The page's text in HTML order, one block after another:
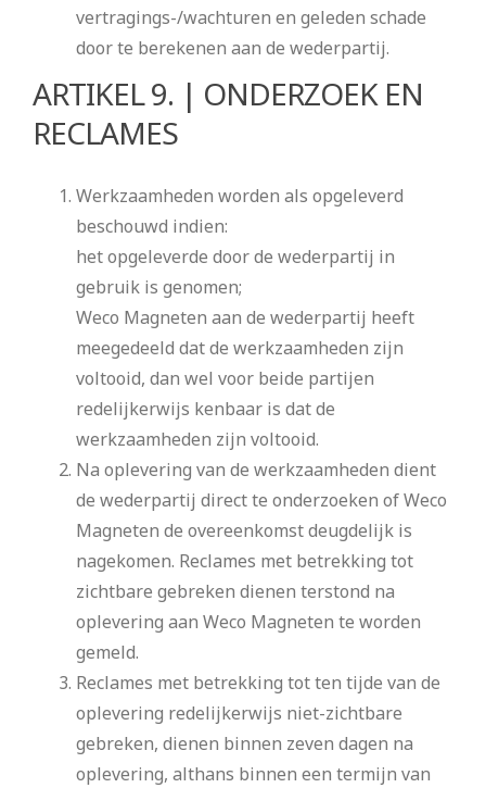
vertragings-/wachturen en geleden schade
door te berekenen aan de wederpartij.
ARTIKEL 9. | ONDERZOEK EN
RECLAMES
Werkzaamheden worden als opgeleverd
beschouwd indien:
het opgeleverde door de wederpartij in
gebruik is genomen;
Weco Magneten aan de wederpartij heeft
meegedeeld dat de werkzaamheden zijn
voltooid, dan wel voor beide partijen
redelijkerwijs kenbaar is dat de
werkzaamheden zijn voltooid.
Na oplevering van de werkzaamheden dient
de wederpartij direct te onderzoeken of Weco
Magneten de overeenkomst deugdelijk is
nagekomen. Reclames met betrekking tot
zichtbare gebreken dienen terstond na
oplevering aan Weco Magneten te worden
gemeld.
Reclames met betrekking tot ten tijde van de
oplevering redelijkerwijs niet-zichtbare
gebreken, dienen binnen zeven dagen na
oplevering, althans binnen een termijn van